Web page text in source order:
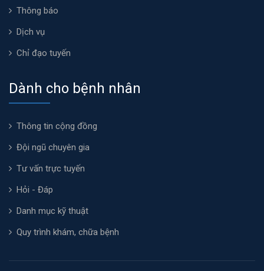
Thông báo
Dịch vụ
Chỉ đạo tuyến
Dành cho bệnh nhân
Thông tin cộng đồng
Đội ngũ chuyên gia
Tư vấn trực tuyến
Hỏi - Đáp
Danh mục kỹ thuật
Quy trình khám, chữa bệnh